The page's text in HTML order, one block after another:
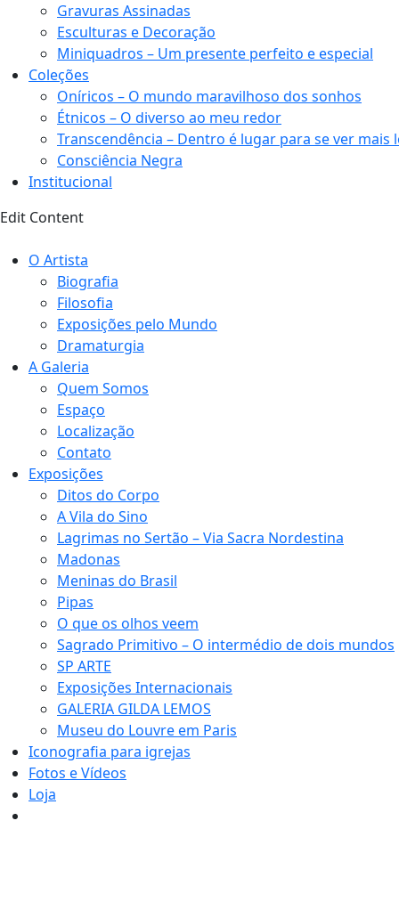
Gravuras Assinadas
Esculturas e Decoração
Miniquadros – Um presente perfeito e especial
Coleções
Oníricos – O mundo maravilhoso dos sonhos
Étnicos – O diverso ao meu redor
Transcendência – Dentro é lugar para se ver mais
Consciência Negra
Institucional
Edit Content
O Artista
Biografia
Filosofia
Exposições pelo Mundo
Dramaturgia
A Galeria
Quem Somos
Espaço
Localização
Contato
Exposições
Ditos do Corpo
A Vila do Sino
Lagrimas no Sertão – Via Sacra Nordestina
Madonas
Meninas do Brasil
Pipas
O que os olhos veem
Sagrado Primitivo – O intermédio de dois mundos
SP ARTE
Exposições Internacionais
GALERIA GILDA LEMOS
Museu do Louvre em Paris
Iconografia para igrejas
Fotos e Vídeos
Loja